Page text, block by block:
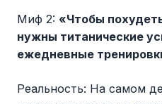
Миф 2: «Чтобы
нужны титанические
ежедневные
Реальность: На самом